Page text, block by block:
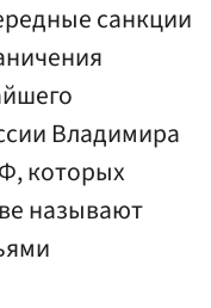
санкции
Владимира
которых
называют